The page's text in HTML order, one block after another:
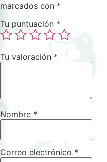
marcados con *
Tu puntuación *
Tu valoración *
Nombre *
Correo electrónico *